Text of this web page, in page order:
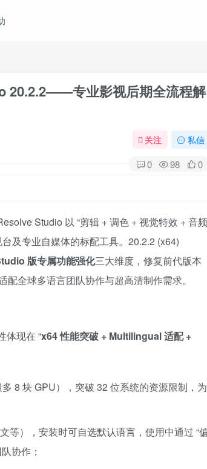
20.2.2——专业影视后期全流程解
关注 私信
0 98 0
Studio 以 “剪辑 + 调色 + 视觉特效 + 音频
及专业自媒体的标配工具。20.2.2 (x64)
版专属功能强化三大维度，修复前代版本
全球多语言团队协作与超高清制作需求。
体现在 “x64 性能突破 + Multilingual 适配 +
8 块 GPU），突破 32 位系统的资源限制，为
等），安装时可自选默认语言，使用中通过 “
协作；